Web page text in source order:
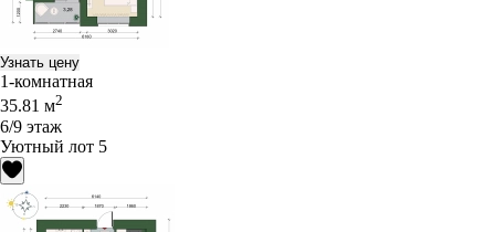
Узнать цену
1-комнатная
35.81 м2
6/9 этаж
Уютный лот 5